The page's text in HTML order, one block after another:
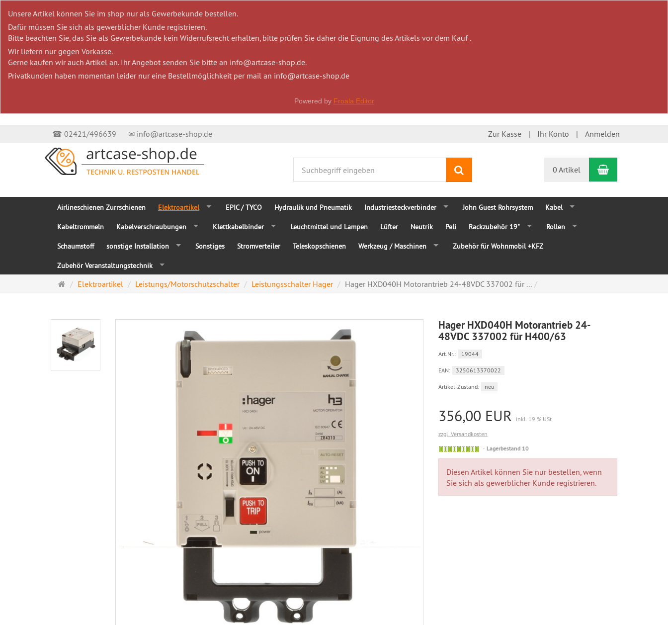
Unsere Artikel können Sie im shop nur als Gewerbekunde bestellen.
Dafür müssen Sie sich als gewerblicher Kunde registrieren.
Bitte beachten Sie, das Sie als Gewerbekunde kein Widerrufsrecht erhalten, bitte prüfen Sie daher die Eignung des Artikels vor dem Kauf .
Wir liefern nur gegen Vorkasse.
Gerne kaufen wir auch Artikel an. Ihr Angebot senden Sie bitte an info@artcase-shop.de.
Privatkunden haben momentan leider nur eine Bestellmöglichkeit per mail an info@artcase-shop.de
Powered by Froala Editor
☎ 02421/496639 ✉ info@artcase-shop.de Zur Kasse Ihr Konto Anmelden
0 Artikel Warenkorb
Airlineschienen Zurrschienen Elektroartikel EPIC / TYCO Hydraulik und Pneumatik Industriesteckverbinder John Guest Rohrsystem Kabel
Kabeltrommeln Kabelverschraubungen Klettkabelbinder Leuchtmittel und Lampen Lüfter Neutrik Peli Rackzubehör 19" Rollen
Schaumstoff sonstige Installation Sonstiges Stromverteiler Teleskopschienen Werkzeug / Maschinen Zubehör für Wohnmobil +KFZ
Zubehör Veranstaltungstechnik
Startseite
Elektroartikel Leistungs/Motorschutzschalter Leistungsschalter Hager Hager HXD040H Motorantrieb 24-48VDC 337002 für ...
Hager HXD040H Motorantrieb 24-
48VDC 337002 für H400/63
Art.Nr.: 19044
EAN: 3250613370022
Artikel-Zustand: neu
356,00 EUR
inkl. 19 % USt
zzgl. Versandkosten
Lagerbestand 10
Diesen Artikel können Sie nur bestellen, wenn
Sie sich als gewerblicher Kunde registrieren.